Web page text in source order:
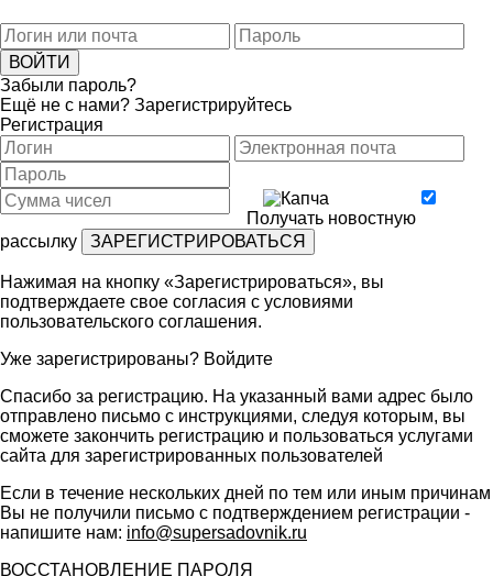
Забыли пароль?
Ещё не с нами? Зарегистрируйтесь
Регистрация
Получать новостную
рассылку
Нажимая на кнопку «Зарегистрироваться», вы
подтверждаете свое согласия с условиями
пользовательского соглашения.
Уже зарегистрированы? Войдите
Спасибо за регистрацию. На указанный вами адрес было
отправлено письмо с инструкциями, следуя которым, вы
сможете закончить регистрацию и пользоваться услугами
сайта для зарегистрированных пользователей
Если в течение нескольких дней по тем или иным причинам
Вы не получили письмо с подтверждением регистрации -
напишите нам: info@supersadovnik.ru
ВОССТАНОВЛЕНИЕ ПАРОЛЯ